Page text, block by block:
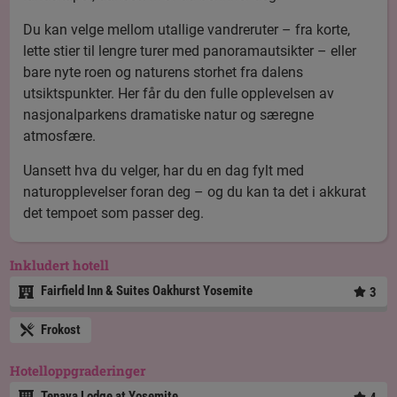
Du kan velge mellom utallige vandreruter – fra korte,
lette stier til lengre turer med panoramautsikter – eller
bare nyte roen og naturens storhet fra dalens
utsiktspunkter. Her får du den fulle opplevelsen av
nasjonalparkens dramatiske natur og særegne
atmosfære.
Uansett hva du velger, har du en dag fylt med
naturopplevelser foran deg – og du kan ta det i akkurat
det tempoet som passer deg.
Inkludert hotell
Fairfield Inn & Suites Oakhurst Yosemite 3
Frokost
Hotelloppgraderinger